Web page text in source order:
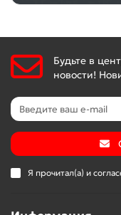
Будьте в
новости!
Я прочитал(а) и